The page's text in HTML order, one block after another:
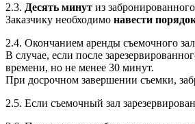
2.3. Десять минут из
Заказчику необходимо навести
2.4. Окончанием аренды съемочного
В случае, если после
времени, но не менее 30 минут.
При досрочном завершении съемки,
2.5. Если съемочный зал